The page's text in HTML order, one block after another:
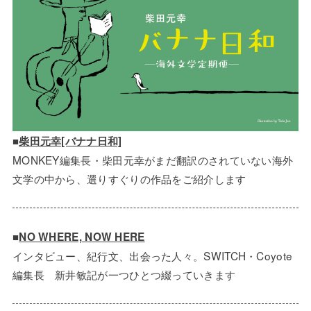
■柴田元幸[バナナ日和]
MONKEY編集長・柴田元幸がまだ翻訳のされていない海外
文学の中から、選りすぐりの作品をご紹介します
■NO WHERE, NOW HERE
インタビュー、紀行文、出会った人々。SWITCH・Coyote
編集長 新井敏記が一つひとつ綴っていきます